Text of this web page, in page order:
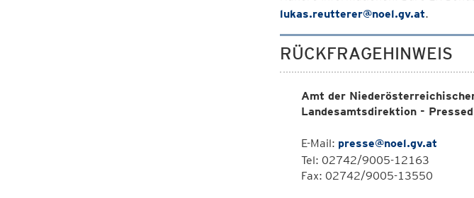
lukas.reutterer@noel.gv.at.
RÜCKFRAGEHINWEIS
Amt der
Landesamtsdirektion -
E-Mail: presse@noel.gv.at
Tel: 02742/9005-12163
Fax: 02742/9005-13550